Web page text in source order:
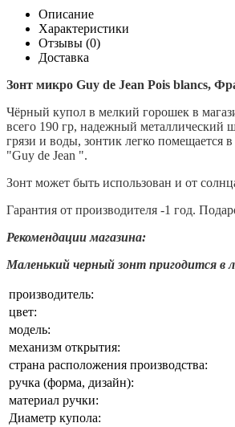
Описание
Характеристики
Отзывы (0)
Доставка
Зонт микро Guy de Jean Pois blancs,
Чёрный купол в мелкий горошек в
всего 190 гр, надежный металлический
грязи и воды, зонтик легко помещается
"Guy de Jean ".
Зонт может быть использован и от
Гарантия от производителя -1 год.
Рекомендации магазина:
Маленький черный зонт пригодится в
производитель:
цвет:
модель:
механизм открытия:
страна расположения производства:
ручка (форма, дизайн):
материал ручки:
Диаметр купола: